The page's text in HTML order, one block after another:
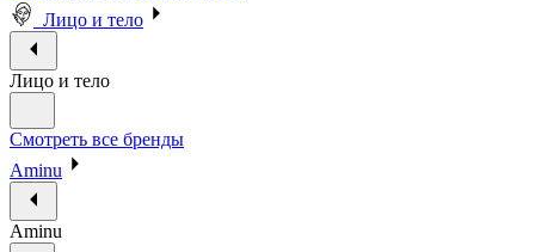
Лицо и тело
Лицо и тело
Смотреть все бренды
Aminu
Aminu